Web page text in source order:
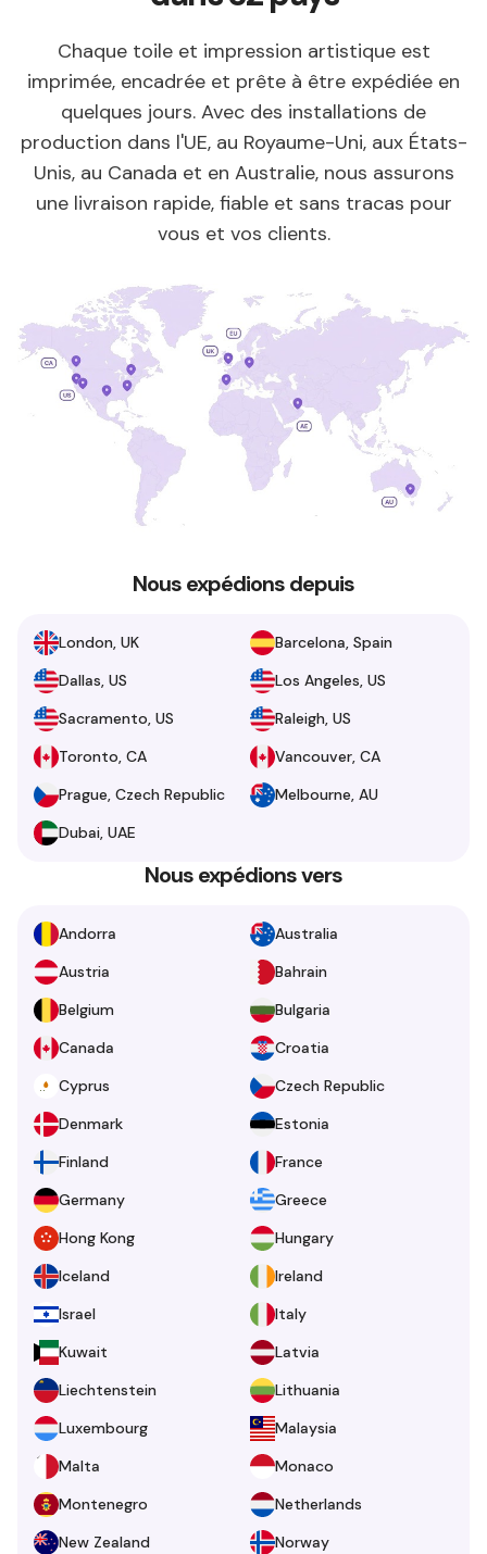
Chaque toile et impression artistique est
imprimée, encadrée et prête à être expédiée en
quelques jours. Avec des installations de
production dans l'UE, au Royaume-Uni, aux États-
Unis, au Canada et en Australie, nous assurons
une livraison rapide, fiable et sans tracas pour
vous et vos clients.
Nous expédions depuis
London, UK
Barcelona, Spain
Dallas, US
Los Angeles, US
Sacramento, US
Raleigh, US
Toronto, CA
Vancouver, CA
Prague, Czech Republic
Melbourne, AU
Dubai, UAE
Nous expédions vers
Andorra
Australia
Austria
Bahrain
Belgium
Bulgaria
Canada
Croatia
Cyprus
Czech Republic
Denmark
Estonia
Finland
France
Germany
Greece
Hong Kong
Hungary
Iceland
Ireland
Israel
Italy
Kuwait
Latvia
Liechtenstein
Lithuania
Luxembourg
Malaysia
Malta
Monaco
Montenegro
Netherlands
New Zealand
Norway